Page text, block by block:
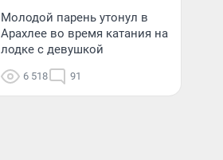
Молодой парень утонул в
Арахлее во время катания на
лодке с девушкой
6 518 91